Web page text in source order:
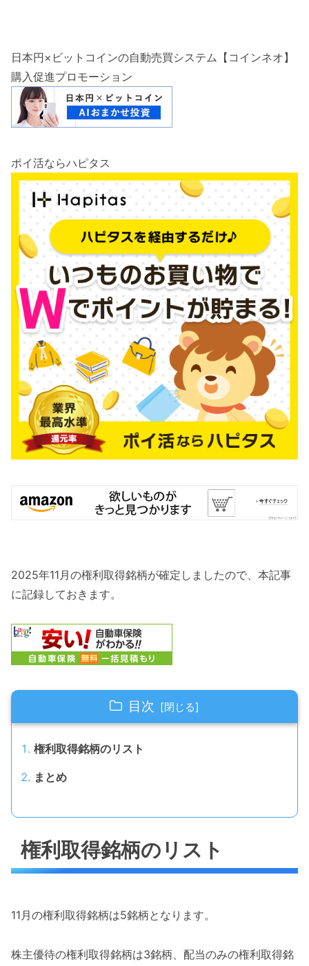
日本円×ビットコインの自動売買システム【コインネオ】
購入促進プロモーション
ポイ活ならハピタス
2025年11月の権利取得銘柄が確定しましたので、本記事
に記録しておきます。
目次
権利取得銘柄のリスト
まとめ
権利取得銘柄のリスト
11月の権利取得銘柄は5銘柄となります。
株主優待の権利取得銘柄は3銘柄、配当のみの権利取得銘